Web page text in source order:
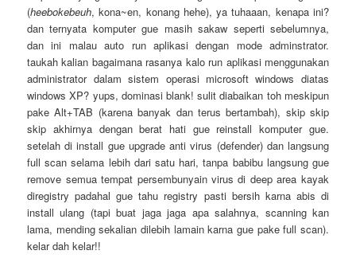
(heebokebeuh, kona~en, konang hehe), ya tuhaaan, kenapa ini?
dan ternyata komputer gue masih sakaw seperti sebelumnya,
dan ini malau auto run aplikasi dengan mode adminstrator.
taukah kalian bagaimana rasanya kalo run aplikasi menggunakan
administrator dalam sistem operasi microsoft windows diatas
windows XP? yups, dominasi blank! sulit diabaikan toh meskipun
pake Alt+TAB (karena banyak dan terus bertambah), skip skip
skip akhirnya dengan berat hati gue reinstall komputer gue.
setelah di install gue upgrade anti virus (defender) dan langsung
full scan selama lebih dari satu hari, tanpa babibu langsung gue
remove semua tempat persembunyain virus di deep area kayak
diregistry padahal gue tahu registry pasti bersih karna abis di
install ulang (tapi buat jaga jaga apa salahnya, scanning kan
lama, mending sekalian dilebih lamain karna gue pake full scan).
kelar dah kelar!!